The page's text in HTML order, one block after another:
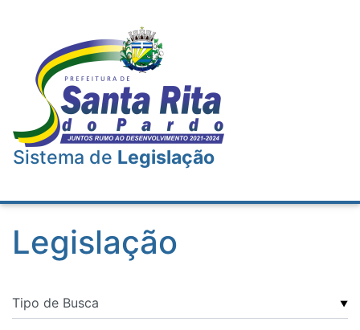
Sistema de Legislação
Legislação
▼